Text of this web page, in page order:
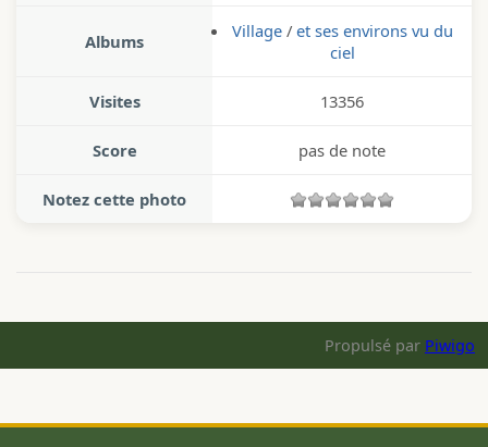
Albums Village/ et ses environs vu du
ciel
Visites 13356
Score pas de note
Notez cette photo
Propulsé par Piwigo